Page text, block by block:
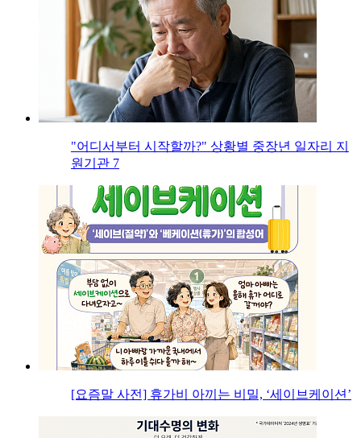
"어디서부터 시작할까?" 상황별 중장년 일자리 지
원기관 7
[요즘말 사전] 휴가비 아끼는 비밀, ‘세이브케이션’